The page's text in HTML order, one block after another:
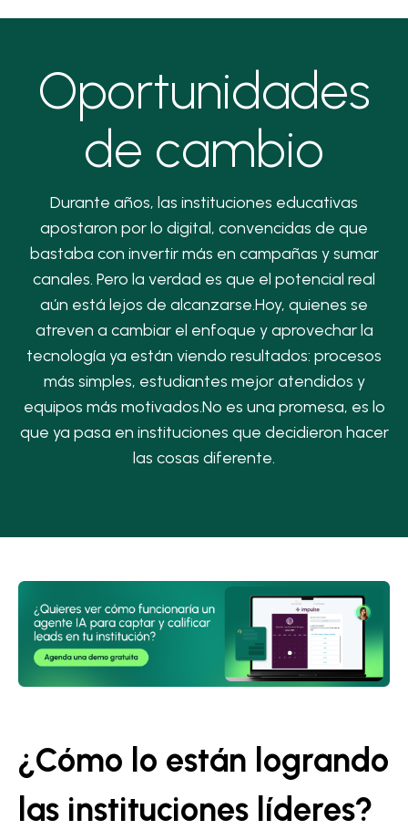
Oportunidades
de cambio
Durante años, las instituciones educativas
apostaron por lo digital, convencidas de que
bastaba con invertir más en campañas y sumar
canales. Pero la verdad es que el potencial real
aún está lejos de alcanzarse.Hoy, quienes se
atreven a cambiar el enfoque y aprovechar la
tecnología ya están viendo resultados: procesos
más simples, estudiantes mejor atendidos y
equipos más motivados.No es una promesa, es lo
que ya pasa en instituciones que decidieron hacer
las cosas diferente.
¿Cómo lo están logrando
las instituciones líderes?